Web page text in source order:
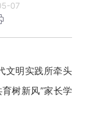
07
明实践所牵头
树新风”家长学